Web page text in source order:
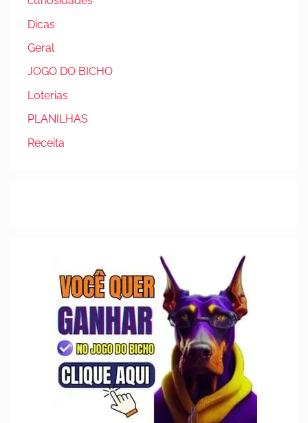
Dicas
Geral
JOGO DO BICHO
Loterias
PLANILHAS
Receita